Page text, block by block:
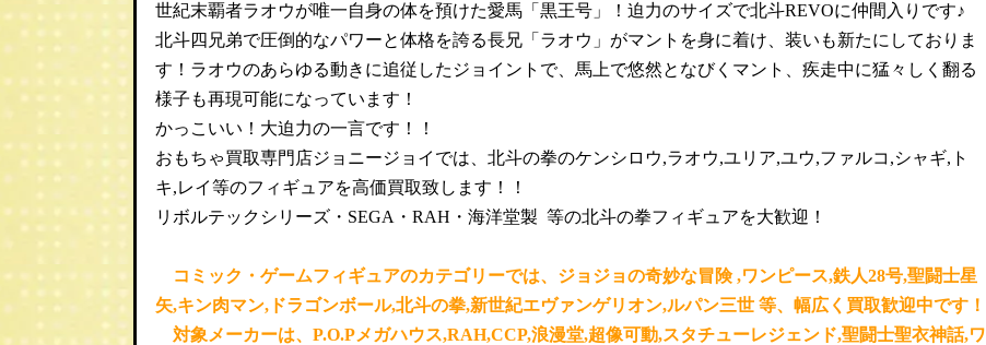
世紀末覇者ラオウが唯一自身の体を預けた愛馬「黒王号」！迫力のサイズで北斗REVOに仲間入りです♪
北斗四兄弟で圧倒的なパワーと体格を誇る長兄「ラオウ」がマントを身に着け、装いも新たにしておりま
す！ラオウのあらゆる動きに追従したジョイントで、馬上で悠然となびくマント、疾走中に猛々しく翻る
様子も再現可能になっています！
かっこいい！大迫力の一言です！！
おもちゃ買取専門店ジョニージョイでは、 北斗の拳のケンシロウ,ラオウ,ユリア,ユウ,ファルコ,シャギ,ト
キ,レイ等のフィギュアを高価買取致します！！
リボルテックシリーズ・SEGA・RAH・海洋堂製 等の北斗の拳フィギュアを大歓迎！
コミック・ゲームフィギュアのカテゴリーでは、ジョジョの奇妙な冒険 ,ワンピース,鉄人28号,聖闘士星
矢,キン肉マン,ドラゴンボール,北斗の拳,新世紀エヴァンゲリオン,ルパン三世 等、幅広く買取歓迎中です！
対象メーカーは、P.O.Pメガハウス,RAH,CCP,浪漫堂,超像可動,スタチューレジェンド,聖闘士聖衣神話,ワ